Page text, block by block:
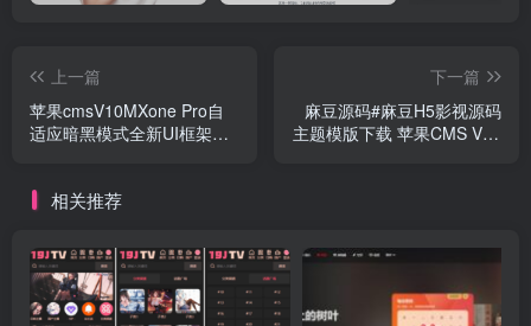
上一篇
苹果cmsV10MXone Pro自
适应暗黑模式全新UI框架模
下一篇
麻豆源码#麻豆H5影视源码
主题模版下载 苹果CMS V10
相关推荐